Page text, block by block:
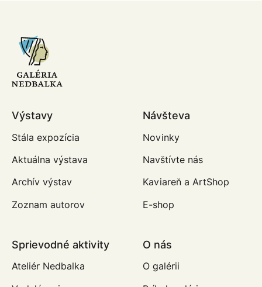
Výstavy
Stála expozícia
Aktuálna výstava
Archív výstav
Zoznam autorov
Návšteva
Novinky
Navštívte nás
Kaviareň a ArtShop
E-shop
Sprievodné aktivity
Ateliér Nedbalka
O nás
O galérii